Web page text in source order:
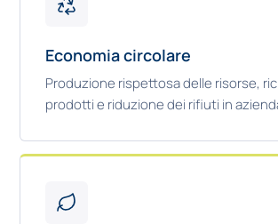
Economia circolare
Produzione rispettosa delle risorse,
prodotti e riduzione dei rifiuti in